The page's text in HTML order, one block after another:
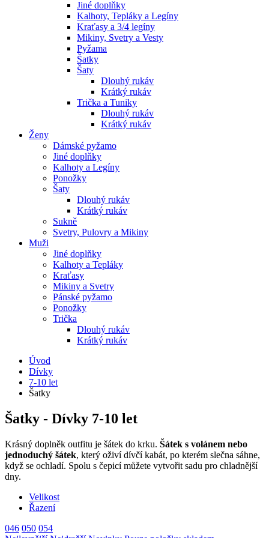
Jiné doplňky
Kalhoty, Tepláky a Legíny
Kraťasy a 3/4 legíny
Mikiny, Svetry a Vesty
Pyžama
Šatky
Šaty
Dlouhý rukáv
Krátký rukáv
Trička a Tuniky
Dlouhý rukáv
Krátký rukáv
Ženy
Dámské pyžamo
Jiné doplňky
Kalhoty a Legíny
Ponožky
Šaty
Dlouhý rukáv
Krátký rukáv
Sukně
Svetry, Pulovry a Mikiny
Muži
Jiné doplňky
Kalhoty a Tepláky
Kraťasy
Mikiny a Svetry
Pánské pyžamo
Ponožky
Trička
Dlouhý rukáv
Krátký rukáv
Úvod
Dívky
7-10 let
Šatky
Šatky - Dívky 7-10 let
Krásný doplněk outfitu je šátek do krku. Šátek s volánem nebo
jednoduchý šátek, který oživí dívčí kabát, po kterém slečna sáhne,
když se ochladí. Spolu s čepicí můžete vytvořit sadu pro chladnější
dny.
Velikost
Řazení
046 050 054